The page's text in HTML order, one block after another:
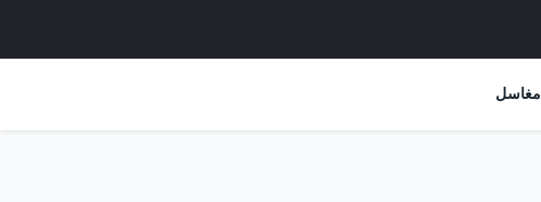
مغاسل